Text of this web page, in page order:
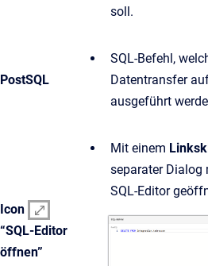
soll.
PostSQL
SQL-Befehl,
Datentransfer
ausgeführt
Icon
“SQL-Editor
öffnen”
Mit einem
separater Dialog
SQL-Editor